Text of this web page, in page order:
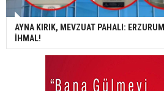
AYNA KIRIK, MEVZUAT PAHALI:
İHMAL!